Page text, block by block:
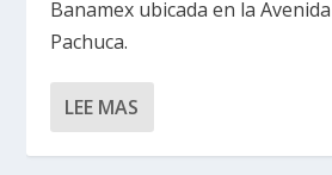
Banamex ubicada en la
Pachuca.
LEE MAS